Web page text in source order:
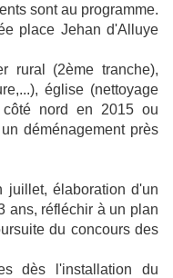
sont au programme.
place Jehan d'Alluye
rural (2ème tranche),
église (nettoyage
côté nord en 2015 ou
déménagement près
juillet, élaboration d'un
ans, réfléchir à un plan
du concours des
dès l'installation du